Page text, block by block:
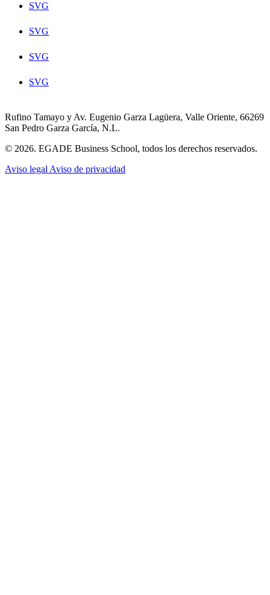
SVG
SVG
SVG
SVG
Rufino Tamayo y Av. Eugenio Garza Lagüera, Valle Oriente, 66269
San Pedro Garza García, N.L.
© 2026. EGADE Business School, todos los derechos reservados.
Aviso legal Aviso de privacidad